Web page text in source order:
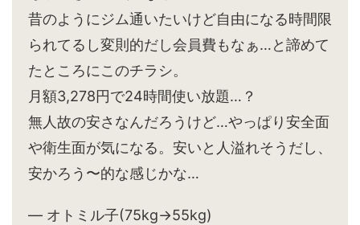
昔のようにジム通いたいけど自由になる時間限
られてるし変則的だし会員費もなぁ…と諦めて
たところにこのチラシ。
月額3,278円で24時間使い放題…？
無人故の安さなんだろうけど…やっぱり安全面
や衛生面が気になる。安いと人溢れそうだし、
安かろう〜的な感じかな…
— オトミル子(75kg→55kg)